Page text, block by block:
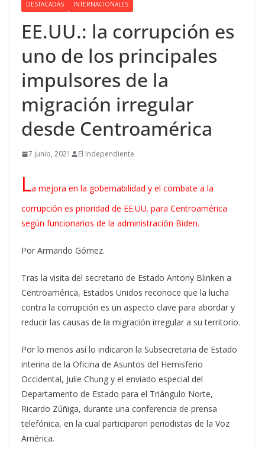
DESTACADAS INTERNACIONALES
EE.UU.: la corrupción es
uno de los principales
impulsores de la
migración irregular
desde Centroamérica
7 junio, 2021 El Independiente
La mejora en la gobernabilidad y el combate a la
corrupción es prioridad de EE.UU. para Centroamérica
según funcionarios de la administración Biden.
Por Armando Gómez.
Tras la visita del secretario de Estado Antony Blinken a
Centroamérica, Estados Unidos reconoce que la lucha
contra la corrupción es un aspecto clave para abordar y
reducir las causas de la migración irregular a su territorio.
Por lo menos así lo indicaron la Subsecretaria de Estado
interina de la Oficina de Asuntos del Hemisferio
Occidental, Julie Chung y el enviado especial del
Departamento de Estado para el Triángulo Norte,
Ricardo Zúñiga, durante una conferencia de prensa
telefónica, en la cual participaron periodistas de la Voz
América.